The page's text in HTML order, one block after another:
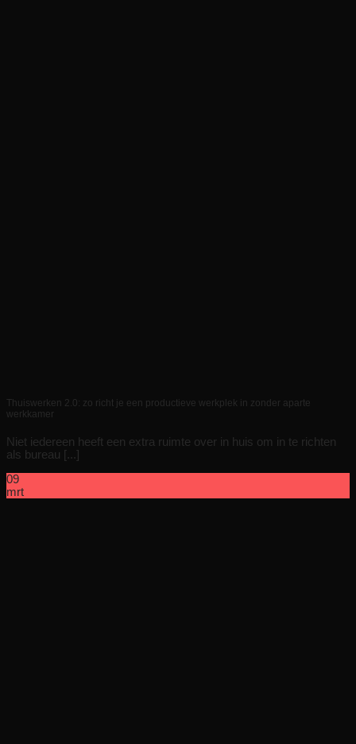
Thuiswerken 2.0: zo richt je een productieve werkplek in zonder aparte
werkkamer
Niet iedereen heeft een extra ruimte over in huis om in te richten
als bureau [...]
09
mrt